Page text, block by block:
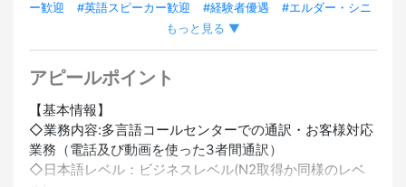
ー歓迎
#英語スピーカー歓迎 #経験者優遇
#エルダー・シニ
#スペイン語スピーカー歓迎
知識・国際業務ビザ OK
#韓国語スピーカー歓迎
#ベトナム語
スピーカー歓迎
#ポルトガル語スピーカー歓迎
ピーカー歓迎
#外国人スタッフ在籍
#VISAサポートあり
#トレーニング充
実
もっと見る ▼
アピールポイント
【基本情報】
◇業務内容:多言語コールセンターでの通訳・お客様対応
業務（電話及び動画を使った3者間通訳）
◇日本語レベル：ビジネスレベル(N2取得か同様のレベ